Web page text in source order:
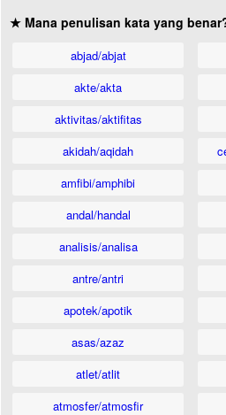
★ Mana penulisan kata yang
abjad/abjat
akte/akta
aktivitas/aktifitas
akidah/aqidah
amfibi/amphibi
andal/handal
analisis/analisa
antre/antri
apotek/apotik
asas/azaz
atlet/atlit
atmosfer/atmosfir